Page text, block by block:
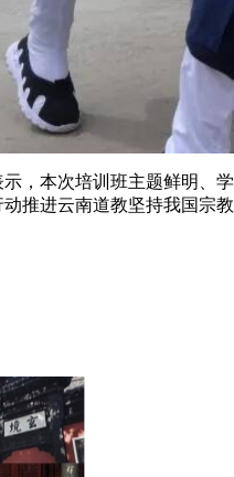
，本次培训班主题鲜明、
推进云南道教坚持我国宗